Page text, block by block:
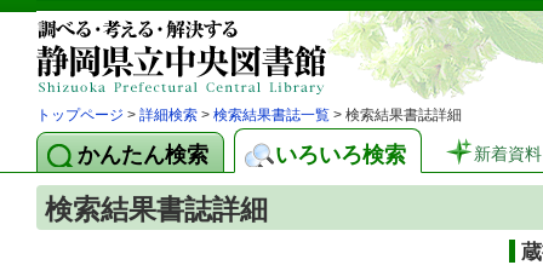
トップページ > 詳細検索 > 検索結果書誌一覧 > 検索結果書誌詳細
かんたん検索 いろいろ検索 新着資料
検索結果書誌詳細